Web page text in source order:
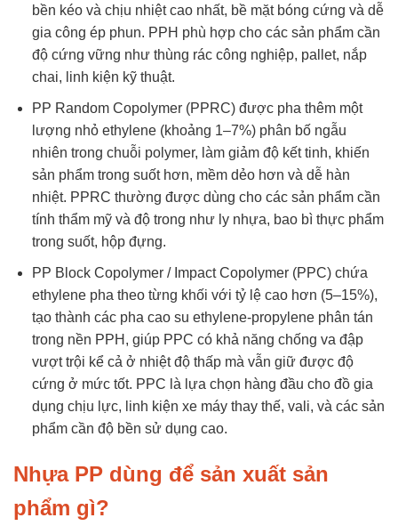
bền kéo và chịu nhiệt cao nhất, bề mặt bóng cứng và dễ
gia công ép phun. PPH phù hợp cho các sản phẩm cần
độ cứng vững như thùng rác công nghiệp, pallet, nắp
chai, linh kiện kỹ thuật.
PP Random Copolymer (PPRC) được pha thêm một
lượng nhỏ ethylene (khoảng 1–7%) phân bố ngẫu
nhiên trong chuỗi polymer, làm giảm độ kết tinh, khiến
sản phẩm trong suốt hơn, mềm dẻo hơn và dễ hàn
nhiệt. PPRC thường được dùng cho các sản phẩm cần
tính thẩm mỹ và độ trong như ly nhựa, bao bì thực phẩm
trong suốt, hộp đựng.
PP Block Copolymer / Impact Copolymer (PPC) chứa
ethylene pha theo từng khối với tỷ lệ cao hơn (5–15%),
tạo thành các pha cao su ethylene-propylene phân tán
trong nền PPH, giúp PPC có khả năng chống va đập
vượt trội kể cả ở nhiệt độ thấp mà vẫn giữ được độ
cứng ở mức tốt. PPC là lựa chọn hàng đầu cho đồ gia
dụng chịu lực, linh kiện xe máy thay thế, vali, và các sản
phẩm cần độ bền sử dụng cao.
Nhựa PP dùng để sản xuất sản
phẩm gì?